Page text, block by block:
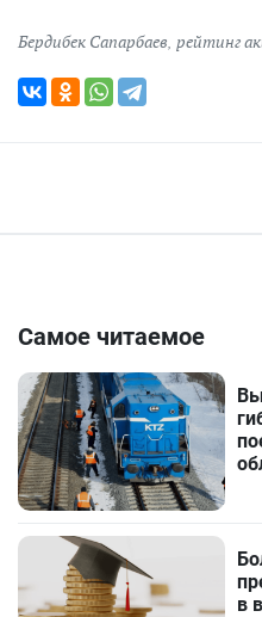
Бердибек Сапарбаев, рейтинг
Самое читаемое
в